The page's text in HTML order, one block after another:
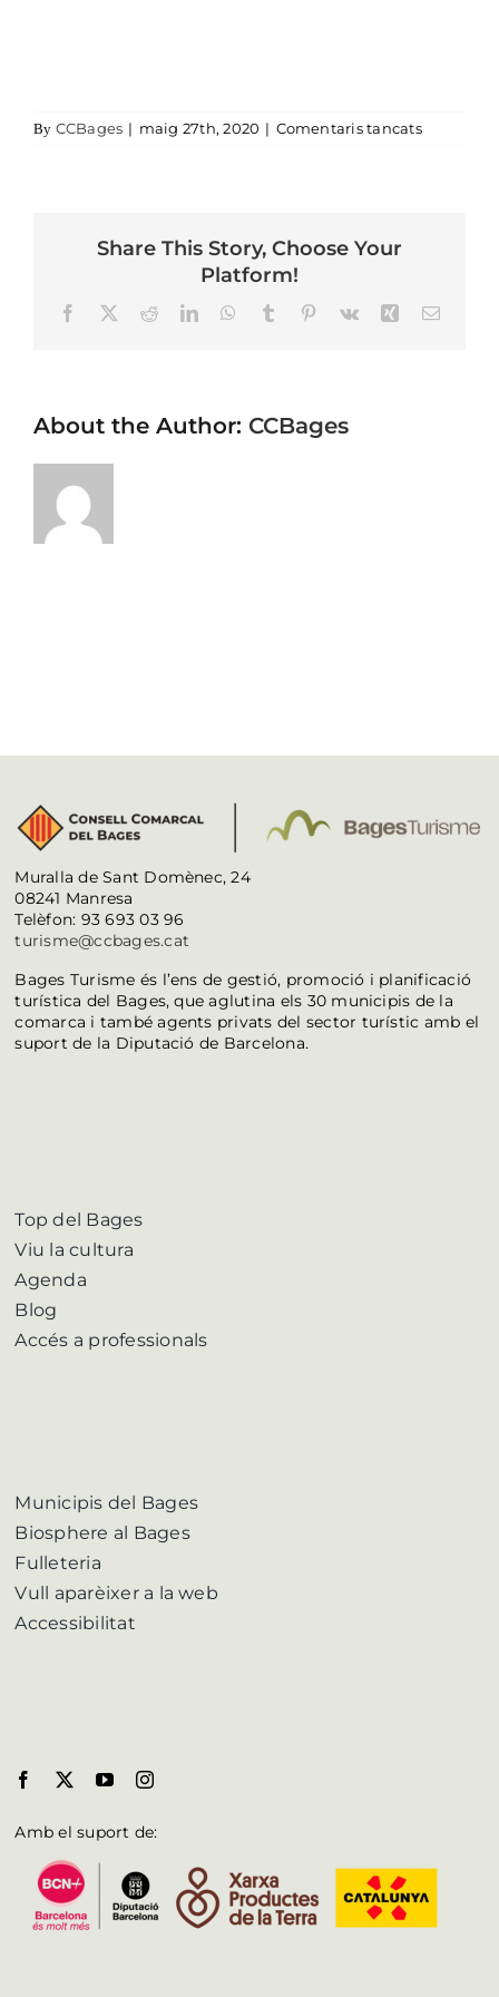
By CCBages | maig 27th, 2020 | Comentaris tancatsa
Share This Story, Choose Your
Platform!
FacebookRedditLinkedInWhatsApp
TumblrPinterest
Vk XingEmail
About the Author: CCBages
Muralla de Sant Domènec, 24
08241 Manresa
Telèfon: 93 693 03 96
turisme@ccbages.cat
Bages Turisme és l’ens de gestió, promoció i planificació
turística del Bages, que aglutina els 30 municipis de la
comarca i també agents privats del sector turístic amb el
suport de la Diputació de Barcelona.
Top del Bages
Viu la cultura
Agenda
Blog
Accés a professionals
Municipis del Bages
Biosphere al Bages
Fulleteria
Vull aparèixer a la web
Accessibilitat
Amb el suport de: